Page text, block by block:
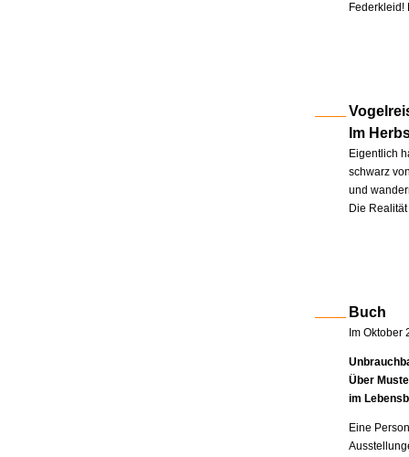
Im
Eigentlich
schwarz
und
Die
Buch
Im Oktober
Über
im
Eine